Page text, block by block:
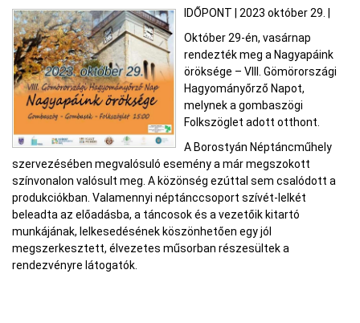
IDŐPONT 2023 október 29.
Október 29-én, vasárnap
rendezték meg a Nagyapáink
öröksége – VIII. Gömörországi
Hagyományőrző Napot,
melynek a gombaszögi
Folkszöglet adott otthont.
A Borostyán Néptáncműhely
szervezésében megvalósuló esemény a már megszokott
színvonalon valósult meg. A közönség ezúttal sem csalódott a
produkciókban. Valamennyi néptánccsoport szívét-lelkét
beleadta az előadásba, a táncosok és a vezetőik kitartó
munkájának, lelkesedésének köszönhetően egy jól
megszerkesztett, élvezetes műsorban részesültek a
rendezvényre látogatók.